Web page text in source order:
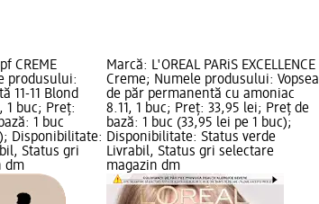
CREME
produsului:
11-11 Blond
1 buc; Preț:
1 buc
Disponibilitate:
Status gri
dm
Marcă: L'ORÉAL PARiS EXCELLENCE
Creme; Numele produsului: Vopsea
de păr permanentă cu amoniac
8.11, 1 buc; Preț: 33,95 lei; Preț de
bază: 1 buc (33,95 lei pe 1 buc);
Disponibilitate: Status verde
Livrabil, Status gri selectare
magazin dm